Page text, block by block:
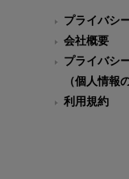
プライバシ
会社概要
プライバシ
（個人情報
利用規約